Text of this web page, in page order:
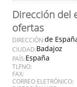
Dirección del
ofertas
DIRECCIÓN:de
CIUDAD:Badajoz
PAÍS:España
TLFNO:
FAX:
CORREO ELETRÓNICO: